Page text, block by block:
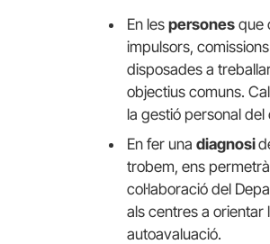
En les persones que
impulsors,
disposades a
objectius comuns.
la gestió personal
En fer una diagnosi
trobem, ens
col·laboració del
als centres a
autoavaluació.